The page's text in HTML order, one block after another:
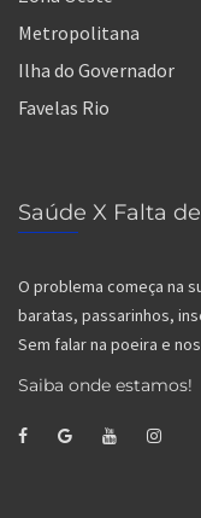
Metropolitana
Ilha do Governador
Favelas Rio
Saúde X Falta
O problema começa na
baratas, passarinhos,
Sem falar na poeira e
Saiba onde estamos!